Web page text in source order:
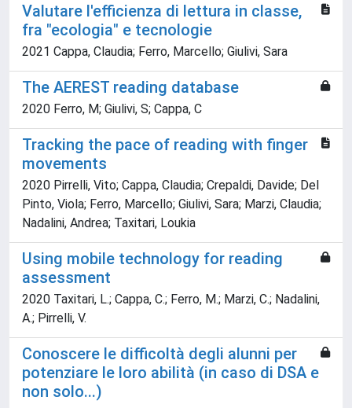
Valutare l'efficienza di lettura in classe,
fra "ecologia" e tecnologie
2021 Cappa, Claudia; Ferro, Marcello; Giulivi, Sara
The AEREST reading database
2020 Ferro, M; Giulivi, S; Cappa, C
Tracking the pace of reading with finger
movements
2020 Pirrelli, Vito; Cappa, Claudia; Crepaldi, Davide; Del
Pinto, Viola; Ferro, Marcello; Giulivi, Sara; Marzi, Claudia;
Nadalini, Andrea; Taxitari, Loukia
Using mobile technology for reading
assessment
2020 Taxitari, L.; Cappa, C.; Ferro, M.; Marzi, C.; Nadalini,
A.; Pirrelli, V.
Conoscere le difficoltà degli alunni per
potenziare le loro abilità (in caso di DSA e
non solo...)